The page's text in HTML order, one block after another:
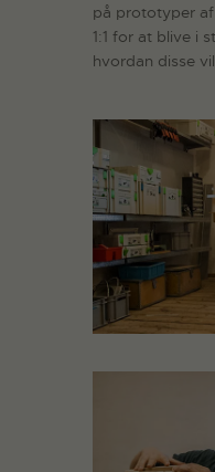
på prototyper
1:1 for at blive i
hvordan disse